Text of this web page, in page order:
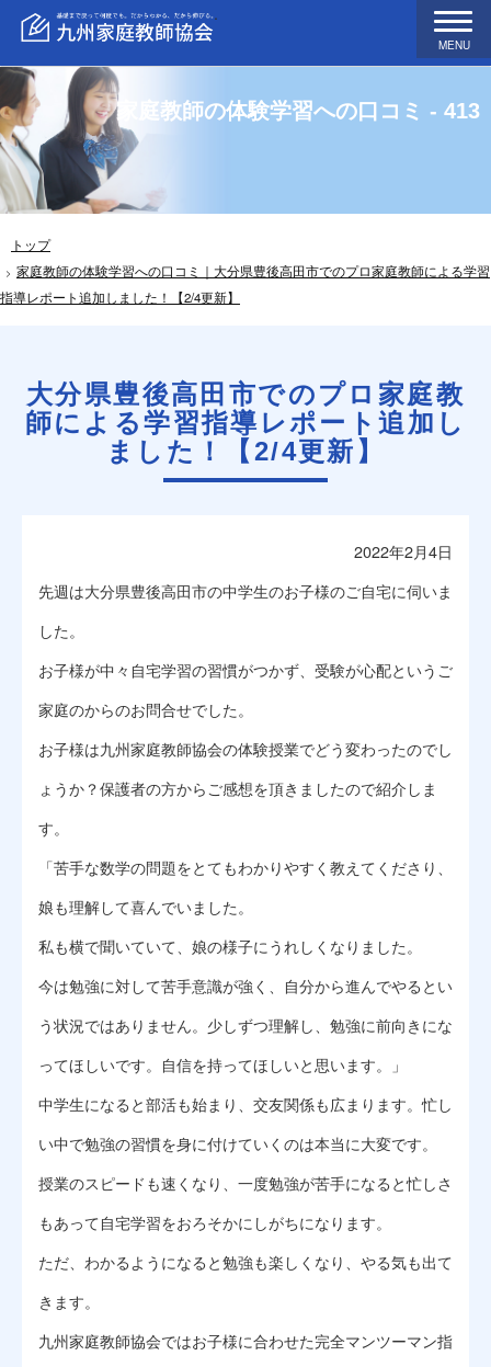
MENU
家庭教師の体験学習への口コミ - 413
トップ
家庭教師の体験学習への口コミ｜大分県豊後高田市でのプロ家庭教師による学習
指導レポート追加しました！【2/4更新】
大分県豊後高田市でのプロ家庭教
師による学習指導レポート追加し
ました！【2/4更新】
2022年2月4日
先週は大分県豊後高田市の中学生のお子様のご自宅に伺いま
した。
お子様が中々自宅学習の習慣がつかず、受験が心配というご
家庭のからのお問合せでした。
お子様は九州家庭教師協会の体験授業でどう変わったのでし
ょうか？保護者の方からご感想を頂きましたので紹介しま
す。
「苦手な数学の問題をとてもわかりやすく教えてくださり、
娘も理解して喜んでいました。
私も横で聞いていて、娘の様子にうれしくなりました。
今は勉強に対して苦手意識が強く、自分から進んでやるとい
う状況ではありません。少しずつ理解し、勉強に前向きにな
ってほしいです。自信を持ってほしいと思います。」
中学生になると部活も始まり、交友関係も広まります。忙し
い中で勉強の習慣を身に付けていくのは本当に大変です。
授業のスピードも速くなり、一度勉強が苦手になると忙しさ
もあって自宅学習をおろそかにしがちになります。
ただ、わかるようになると勉強も楽しくなり、やる気も出て
きます。
九州家庭教師協会ではお子様に合わせた完全マンツーマン指